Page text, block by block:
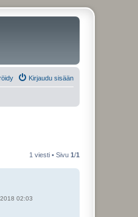
Kirjaudu sisään
1 viesti • Sivu 1/1
02:03